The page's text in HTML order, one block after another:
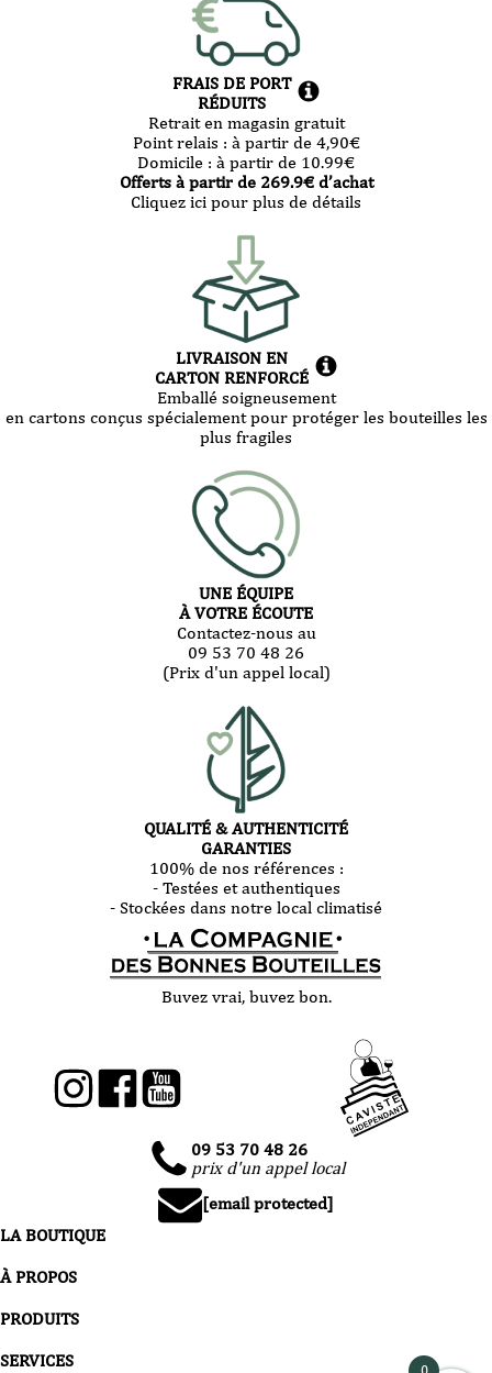
FRAIS DE PORT
RÉDUITS
Retrait en magasin gratuit
Point relais : à partir de 4,90€
Domicile : à partir de 10.99€
Offerts à partir de 269.9€ d’achat
Cliquez ici pour plus de détails
LIVRAISON EN
CARTON RENFORCÉ
Emballé soigneusement
en cartons conçus spécialement pour protéger les bouteilles les
plus fragiles
UNE ÉQUIPE
À VOTRE ÉCOUTE
Contactez-nous au
09 53 70 48 26
(Prix d'un appel local)
QUALITÉ & AUTHENTICITÉ
GARANTIES
100% de nos références :
- Testées et authentiques
- Stockées dans notre local climatisé
Buvez vrai, buvez bon.
09 53 70 48 26
prix d'un appel local
[email protected]
LA BOUTIQUE
À PROPOS
PRODUITS
SERVICES